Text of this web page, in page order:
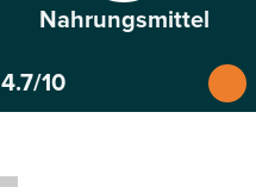
Nahrungs­mittel
4.7/10